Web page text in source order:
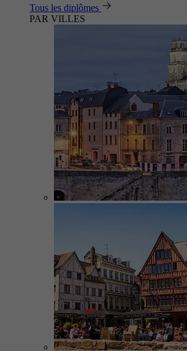
Tous les diplômes
PAR VILLES